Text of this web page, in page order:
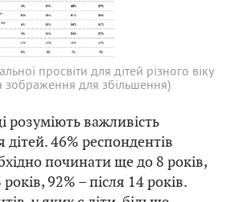
просвіти для дітей різного віку
зображення для збільшення)
розуміють важливість
дітей. 46% респондентів
починати ще до 8 років,
92% – після 14 років.